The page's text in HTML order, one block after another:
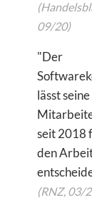
09/20)
"Der
lässt seine
seit 2018
den
(RNZ, 03/